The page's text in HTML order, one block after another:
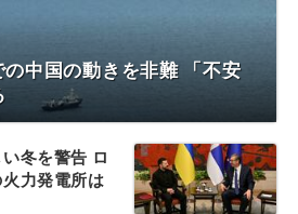
中国の動きを非難 「不安
冬を警告 ロ
力発電所は